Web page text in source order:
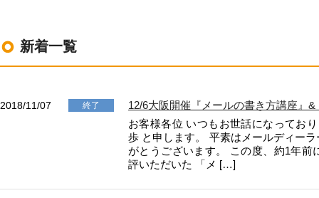
ウイルス＆迷惑メー
LINE連携
ネクストエンジン連
多言語対応
案件管理
環境設定
顧客管理
AIアシスト機能
シングルサインオン
連携
CTI連携
新着一覧
2018/11/07 終了
12/6大阪開催『メールの書き方講座』
お客様各位 いつもお世話になってお
歩 と申します。 平素はメールディー
がとうございます。 この度、約1年前
評いただいた 「メ […]